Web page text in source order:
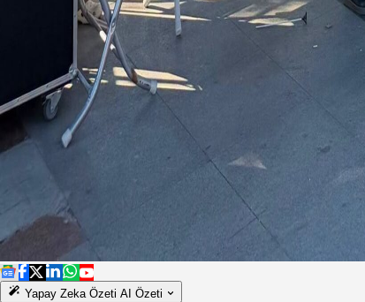
Yapay Zeka Özeti AI Özeti